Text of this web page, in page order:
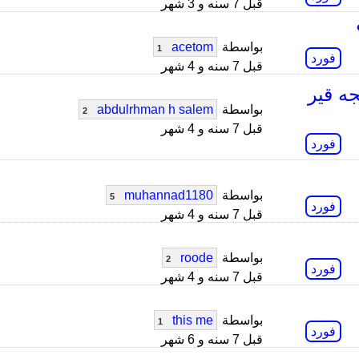
قبل 7 سنه و 3 شهر
فورد
بواسطة acetom
1
قبل 7 سنه و 4 شهر
البرمجه قير
فورد
بواسطة abdulrhman h salem
2
قبل 7 سنه و 4 شهر
فورد
بواسطة muhannad1180
5
قبل 7 سنه و 4 شهر
فورد
بواسطة roode
2
قبل 7 سنه و 4 شهر
فورد
بواسطة this me
1
قبل 7 سنه و 6 شهر